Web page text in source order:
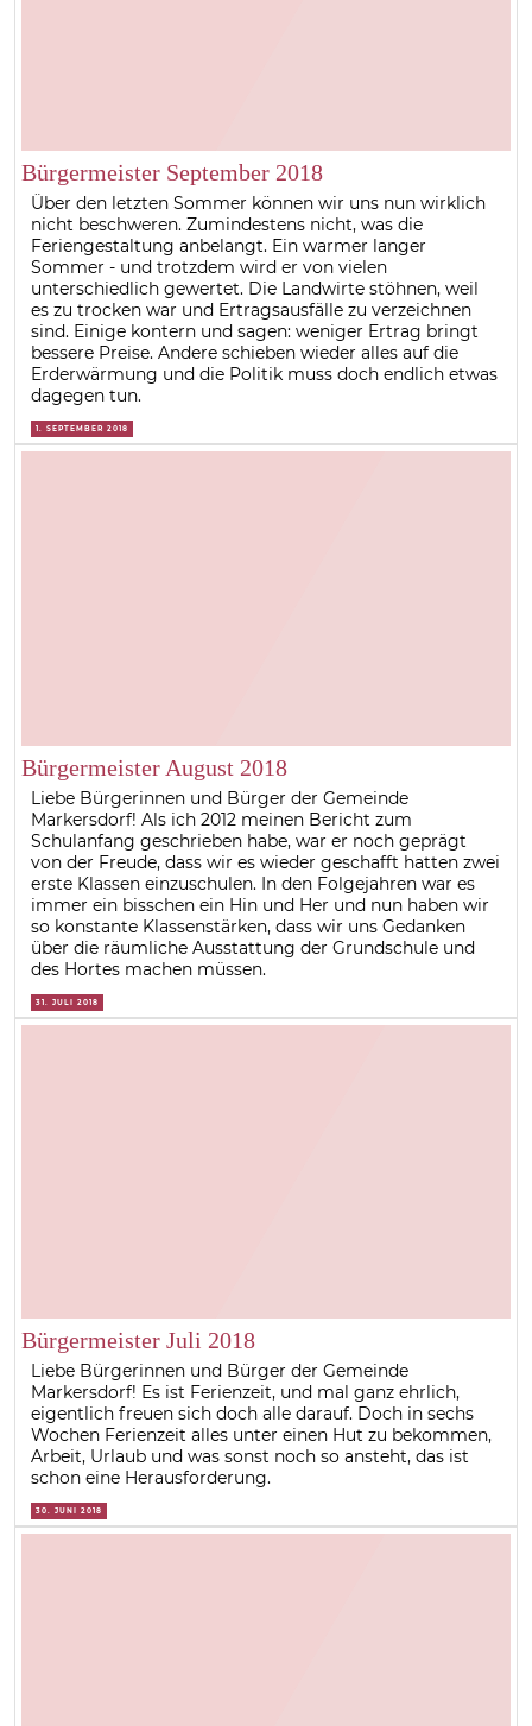
Bürgermeister September 2018
Über den letzten Sommer können wir uns nun wirklich
nicht beschweren. Zumindestens nicht, was die
Feriengestaltung anbelangt. Ein warmer langer
Sommer - und trotzdem wird er von vielen
unterschiedlich gewertet. Die Landwirte stöhnen, weil
es zu trocken war und Ertragsausfälle zu verzeichnen
sind. Einige kontern und sagen: weniger Ertrag bringt
bessere Preise. Andere schieben wieder alles auf die
Erderwärmung und die Politik muss doch endlich etwas
dagegen tun.
1. SEPTEMBER 2018
Bürgermeister August 2018
Liebe Bürgerinnen und Bürger der Gemeinde
Markersdorf! Als ich 2012 meinen Bericht zum
Schulanfang geschrieben habe, war er noch geprägt
von der Freude, dass wir es wieder geschafft hatten zwei
erste Klassen einzuschulen. In den Folgejahren war es
immer ein bisschen ein Hin und Her und nun haben wir
so konstante Klassenstärken, dass wir uns Gedanken
über die räumliche Ausstattung der Grundschule und
des Hortes machen müssen.
31. JULI 2018
Bürgermeister Juli 2018
Liebe Bürgerinnen und Bürger der Gemeinde
Markersdorf! Es ist Ferienzeit, und mal ganz ehrlich,
eigentlich freuen sich doch alle darauf. Doch in sechs
Wochen Ferienzeit alles unter einen Hut zu bekommen,
Arbeit, Urlaub und was sonst noch so ansteht, das ist
schon eine Herausforderung.
30. JUNI 2018